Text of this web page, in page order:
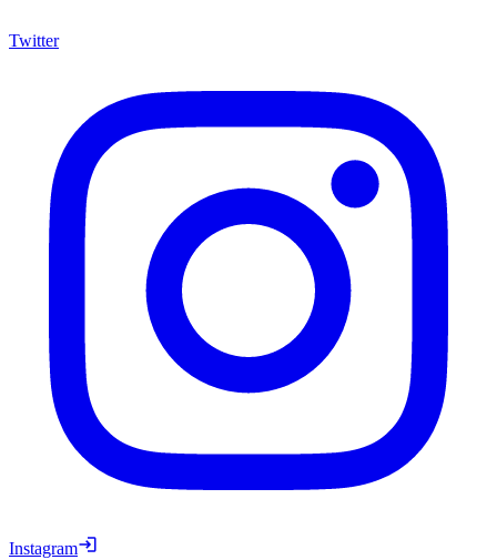
Twitter
Instagram